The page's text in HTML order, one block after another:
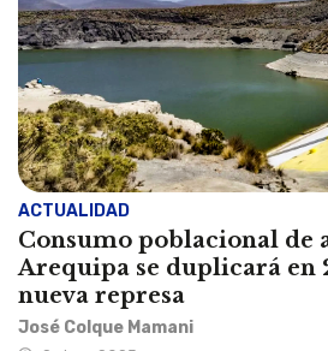
ACTUALIDAD
Consumo poblacional de
Arequipa se duplicará en
nueva represa
José Colque Mamani